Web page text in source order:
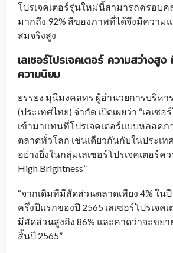
โปรเจคเตอร์รุ่นใหม่นี้สามารถครอบค
มากถึง 92% สีของภาพที่ได้จึงมีความ
สมจริงสูง
เลเซอร์โปรเจคเตอร์ ความสว่างสู
ความนิยม
ยรรยง มุนีมงคลทร ผู้อำนวยการบริหา
(ประเทศไทย) จำกัด เปิดเผยว่า “เลเซอ
เข้ามาแทนที่โปรเจคเตอร์แบบหลอดภ
ตลาดทั่วโลก เช่นเดียวกันกับในประเท
อย่างยิ่งในกลุ่มเลเซอร์โปรเจคเตอร์ค
High Brightness”
“จากเดิมทีมีสัดส่วนตลาดเพียง 4% ใน
ครึ่งปีแรกของปี 2565 เลเซอร์โปรเจค
มีสัดส่วนสูงถึง 86% และคาดว่าจะขยา
สิ้นปี 2565”